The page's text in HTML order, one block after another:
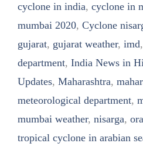
cyclone in india, cyclone in
mumbai 2020, Cyclone
gujarat, gujarat weather, imd,
department, India News in
Updates, Maharashtra,
meteorological department,
mumbai weather, nisarga,
tropical cyclone in arabian